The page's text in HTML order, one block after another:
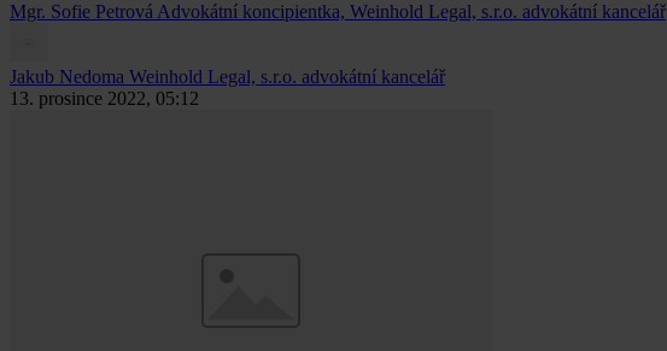
Mgr. Sofie Petrová Advokátní koncipientka, Weinhold Legal, s.r.o. advokátní kancelář
Jakub Nedoma Weinhold Legal, s.r.o. advokátní kancelář
13. prosince 2022, 05:12